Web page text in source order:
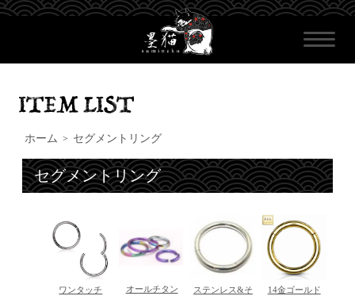
ホーム > セグメントリング
セグメントリング
ワンタッチ オールチタン
ステンレス&そ
14金ゴールド